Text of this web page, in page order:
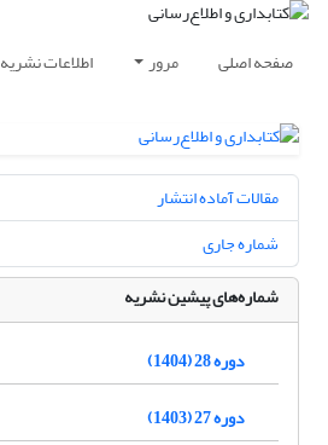
صفحه اصلی مرور اطلاعات نشریه
مقالات آماده انتشار
شماره جاری
شماره‌های پیشین نشریه
دوره 28 (1404)
دوره 27 (1403)